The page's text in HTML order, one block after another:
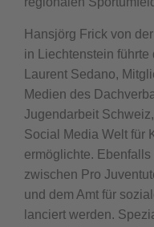
Hansjörg Frick von
in Liechtenstein führte
Laurent Sedano,
Medien des
Jugendarbeit
Social Media Welt für
ermöglichte.
zwischen Pro
und dem Amt für
lanciert werden.